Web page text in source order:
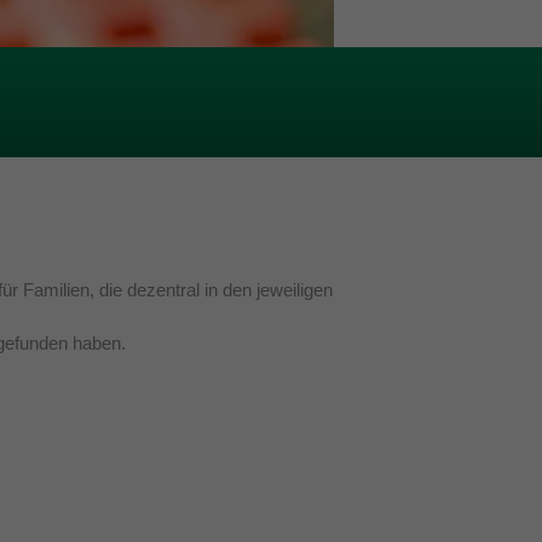
Familien, die dezentral in den jeweiligen
haben.